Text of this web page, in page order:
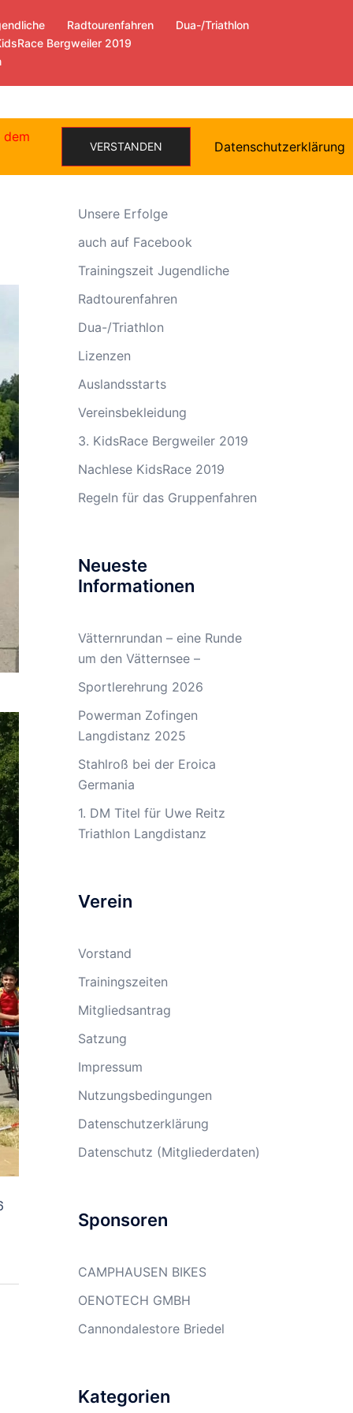
Radtourenfahren
Dua-/Triathlon
Bergweiler 2019
Allgemein
Unsere Erfolge
auch auf Facebook
Trainingszeit Jugendliche
Radtourenfahren
Dua-/Triathlon
Lizenzen
Auslandsstarts
Vereinsbekleidung
3. KidsRace Bergweiler 2019
Nachlese KidsRace 2019
Regeln für das Gruppenfahren
Neueste
Informationen
Vätternrundan – eine Runde
um den Vätternsee –
Sportlerehrung 2026
Powerman Zofingen
Langdistanz 2025
Stahlroß bei der Eroica
Germania
1. DM Titel für Uwe Reitz
Triathlon Langdistanz
Verein
Vorstand
Trainingszeiten
Mitgliedsantrag
Satzung
Impressum
Nutzungsbedingungen
Datenschutzerklärung
Datenschutz (Mitgliederdaten)
Sponsoren
CAMPHAUSEN BIKES
OENOTECH GMBH
Cannondalestore Briedel
Kategorien
VERSTANDEN Datenschutzerklärung